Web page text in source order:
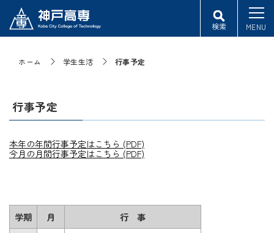
検索 MENU
ホーム 学生生活 行事予定
行事予定
本年の年間行事予定はこちら (PDF)
今月の月間行事予定はこちら (PDF)
学期 月 行 事